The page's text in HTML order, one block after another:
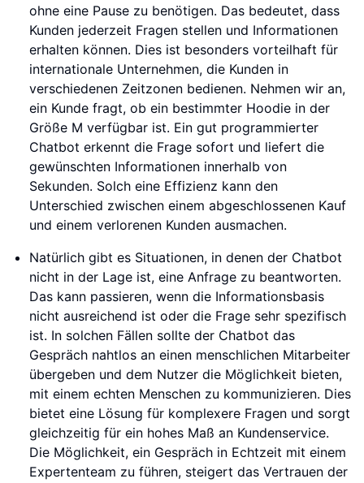
ohne eine Pause zu benötigen. Das bedeutet, dass
Kunden jederzeit Fragen stellen und Informationen
erhalten können. Dies ist besonders vorteilhaft für
internationale Unternehmen, die Kunden in
verschiedenen Zeitzonen bedienen. Nehmen wir an,
ein Kunde fragt, ob ein bestimmter Hoodie in der
Größe M verfügbar ist. Ein gut programmierter
Chatbot erkennt die Frage sofort und liefert die
gewünschten Informationen innerhalb von
Sekunden. Solch eine Effizienz kann den
Unterschied zwischen einem abgeschlossenen Kauf
und einem verlorenen Kunden ausmachen.
Natürlich gibt es Situationen, in denen der Chatbot
nicht in der Lage ist, eine Anfrage zu beantworten.
Das kann passieren, wenn die Informationsbasis
nicht ausreichend ist oder die Frage sehr spezifisch
ist. In solchen Fällen sollte der Chatbot das
Gespräch nahtlos an einen menschlichen Mitarbeiter
übergeben und dem Nutzer die Möglichkeit bieten,
mit einem echten Menschen zu kommunizieren. Dies
bietet eine Lösung für komplexere Fragen und sorgt
gleichzeitig für ein hohes Maß an Kundenservice.
Die Möglichkeit, ein Gespräch in Echtzeit mit einem
Expertenteam zu führen, steigert das Vertrauen der